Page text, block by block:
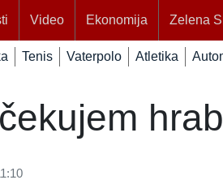
Video Ekonomija Zelena
Tenis Vaterpolo Atletika